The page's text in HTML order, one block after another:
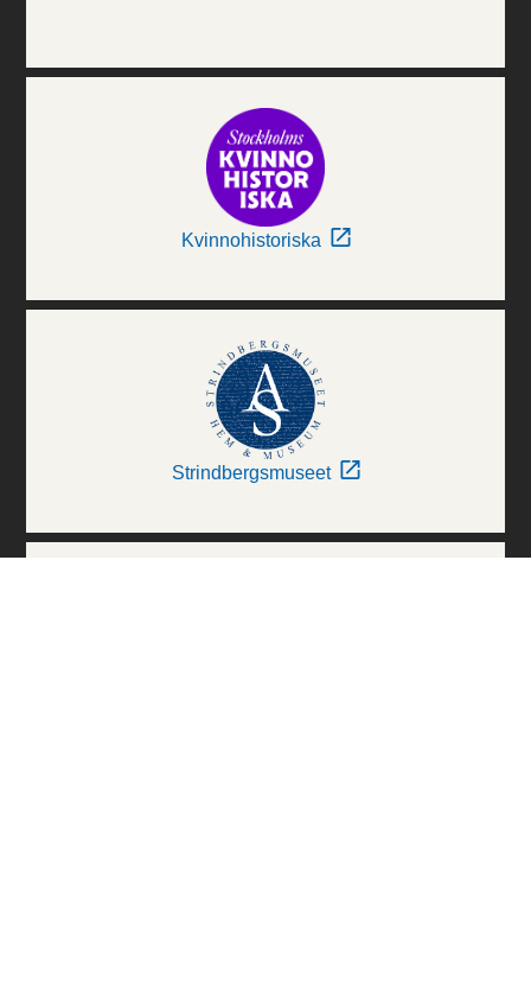
Kvinnohistoriska
Strindbergsmuseet